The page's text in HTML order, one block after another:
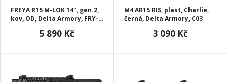
FREYA R15 M-LOK 14", gen.2,
kov, OD, Delta Armory, FRY-
5 890 Kč
M4 AR15 RIS, plast, Charlie,
černá, Delta Armory, C03
3 090 Kč